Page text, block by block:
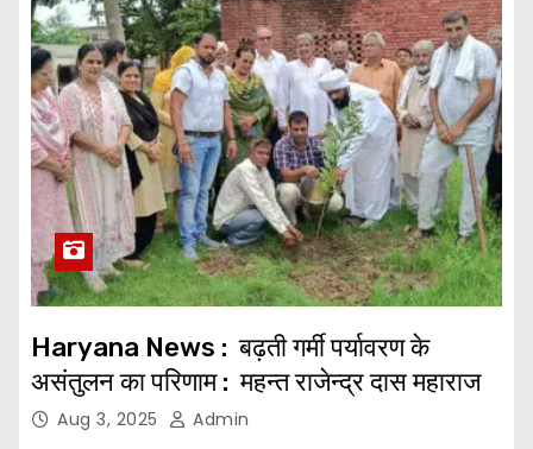
Haryana News : बढ़ती गर्मी पर्यावरण के
असंतुलन का परिणाम : महन्त राजेन्द्र दास महाराज
Aug 3, 2025 Admin